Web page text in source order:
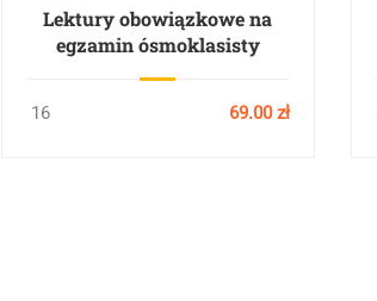
Lektury obowiązkowe na
egzamin ósmoklasisty
16 69.00 zł